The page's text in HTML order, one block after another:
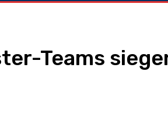
Teams